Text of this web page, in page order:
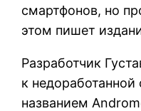
смартфонов, но
этом пишет
Разработчик
к
названием